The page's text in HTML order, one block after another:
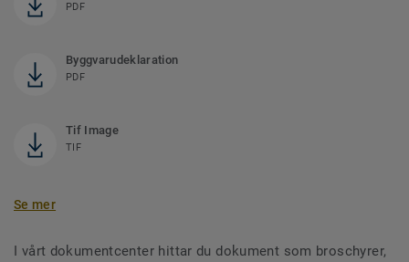
PDF
Byggvarudeklaration
PDF
Tif Image
TIF
Se mer
I vårt dokumentcenter hittar du dokument som broschyrer,